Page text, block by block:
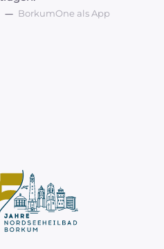
BorkumOne als App